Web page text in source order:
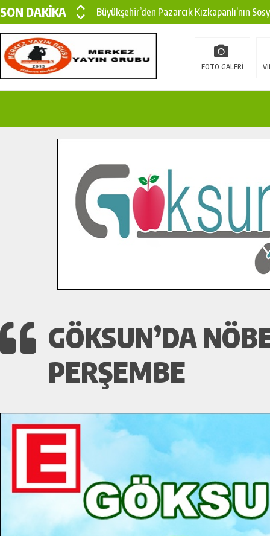
SON DAKİKA
Büyükşehir’den Pazarcık Kızkapanlı’nın
Büyükşehir’den Pazarcık Kırsalına Modern
Çin’den KSÜ’ye Uluslararası Başarı:
İlçe Jandarma Komutanı Karakaya’dan
Bertiz’in Yeni Köprüsünde Sona Doğru.
FOTO GALERİ
GÖKSUN’DA
PERŞEMBE